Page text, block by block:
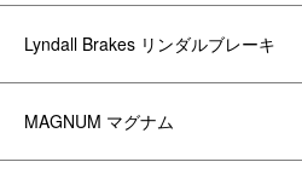
Lyndall Brakes リンダルブレーキ
MAGNUM マグナム